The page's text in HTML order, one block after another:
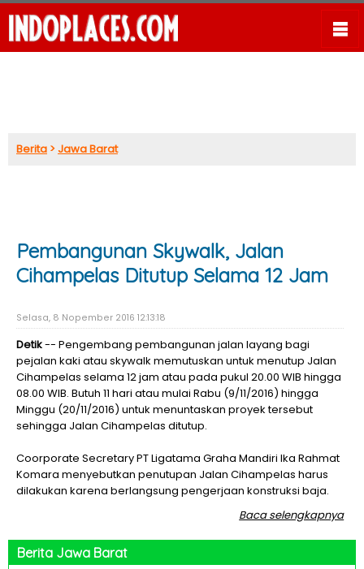
Berita >Jawa Barat
Pembangunan Skywalk, Jalan
Cihampelas Ditutup Selama 12 Jam
Selasa, 8 Nopember 2016 12:13:18
Detik-- Pengembang pembangunan jalan layang bagi
pejalan kaki atau skywalk memutuskan untuk menutup Jalan
Cihampelas selama 12 jam atau pada pukul 20.00 WIB hingga
08.00 WIB. Butuh 11 hari atau mulai Rabu (9/11/2016) hingga
Minggu (20/11/2016) untuk menuntaskan proyek tersebut
sehingga Jalan Cihampelas ditutup.
Coorporate Secretary PT Ligatama Graha Mandiri Ika Rahmat
Komara menyebutkan penutupan Jalan Cihampelas harus
dilakukan karena berlangsung pengerjaan konstruksi baja.
Baca selengkapnya
Berita Jawa Barat